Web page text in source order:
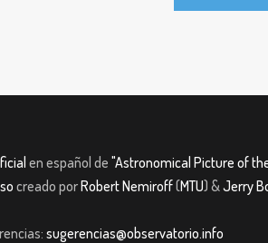
en español de "Astronomical Picture of
creado porRobert Nemiroff(MTU) &Jerry
sugerencias@observatorio.info